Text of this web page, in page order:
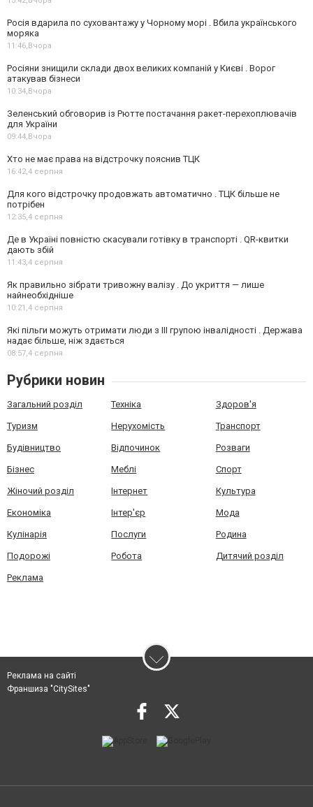
Росія вдарила по суховантажу у Чорному морі . Вбила українського
моряка
11:46, Вчора
Росіяни знищили склади двох великих компаній у Києві . Ворог
атакував бізнеси
10:34, Вчора
Зеленський обговорив із Рютте постачання ракет-перехоплювачів
для України
09:44, Вчора
Хто не має права на відстрочку пояснив ТЦК
16:42,4 серпня
Для кого відстрочку продовжать автоматично . ТЦК більше не
потрібен
12:35,4 серпня
Де в Україні повністю скасували готівку в транспорті . QR-квитки
дають збій
11:43,4 серпня
Як правильно зібрати тривожну валізу . До укриття — лише
найнеобхідніше
10:21,4 серпня
Які пільги можуть отримати люди з III групою інвалідності . Держава
надає більше, ніж здається
08:57,4 серпня
Рубрики новин
Загальний розділ Техніка Здоров'я
Туризм Нерухомість Транспорт
Будівництво Відпочинок Розваги
Бізнес Меблі Спорт
Жіночий розділ Інтернет Культура
Економіка Інтер'єр Мода
Кулінарія Послуги Родина
Подорожі Робота Дитячий розділ
Реклама
Реклама на сайті
Франшиза "CitySites"